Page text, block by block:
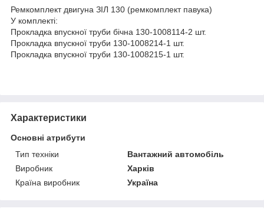
Ремкомплект двигуна ЗІЛ 130 (ремкомплект павука)
У комплекті:
Прокладка впускної труби бічна 130-1008114-2 шт.
Прокладка впускної труби 130-1008214-1 шт.
Прокладка впускної труби 130-1008215-1 шт.
Характеристики
Основні атрибути
Тип техніки
Вантажний автомобіль
Виробник
Харків
Країна виробник
Україна